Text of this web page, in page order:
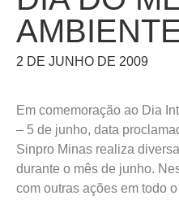
2 DE JUNHO DE 2009
Em comemoração ao Dia
– 5 de junho, data
Sinpro Minas realiza
durante o mês de junho.
com outras ações em todo